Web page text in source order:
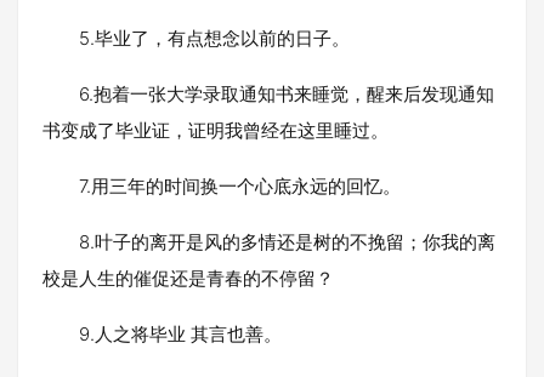
5.毕业了，有点想念以前的日子。
6.抱着一张大学录取通知书来睡觉，醒来后发现通知
书变成了毕业证，证明我曾经在这里睡过。
7.用三年的时间换一个心底永远的回忆。
8.叶子的离开是风的多情还是树的不挽留；你我的离
校是人生的催促还是青春的不停留？
9.人之将毕业 其言也善。